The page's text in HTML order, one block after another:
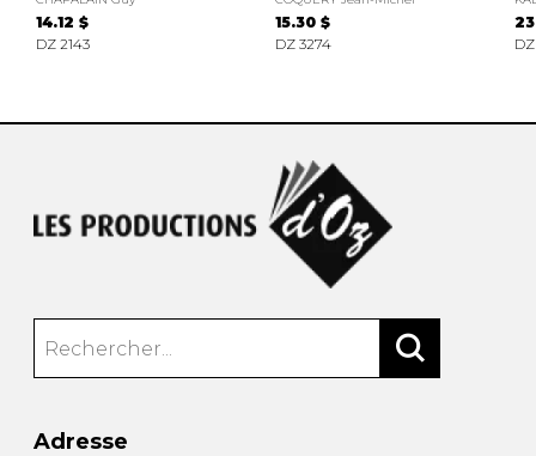
14.12 $
DZ 2143
15.30 $
DZ 3274
Adresse